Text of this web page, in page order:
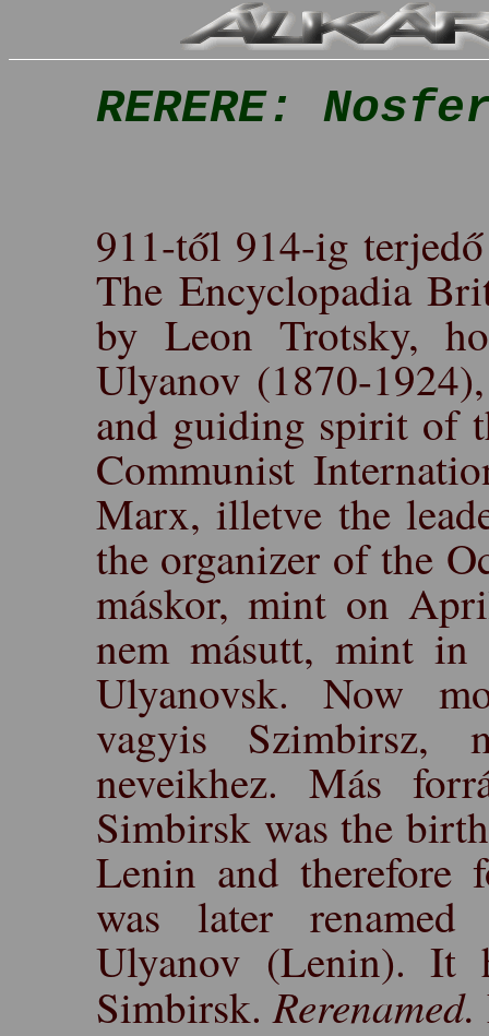
RERERE:
911-től 914-ig
The Encyclopadia
by Leon Trotsky,
Ulyanov (1870-
and guiding spirit of
Communist
Marx, illetve the
the organizer of the
máskor, mint on
nem másutt, mint
Ulyanovsk. Now
vagyis Szimbirsz,
neveikhez. Más
Simbirsk was the
Lenin and therefore
was later
Ulyanov (Lenin). It
Simbirsk. Rerenamed.